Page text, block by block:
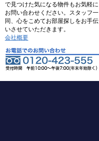
で見つけた気になる物件もお気軽に
お問い合わせください。スタッフ一
同、心をこめてお部屋探しをお手伝
いさせていただきます。
会社概要